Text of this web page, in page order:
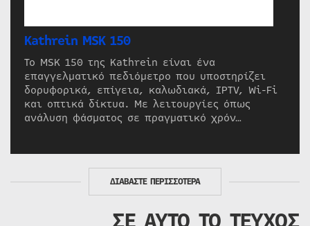
Kathrein MSK 150
Το MSK 150 της Kathrein είναι ένα
επαγγελματικό πεδιόμετρο που υποστηρίζει
δορυφορικά, επίγεια, καλωδιακά, IPTV, Wi-Fi
και οπτικά δίκτυα. Με λειτουργίες όπως
ανάλυση φάσματος σε πραγματικό χρόν…
ΔΙΑΒΑΣΤΕ ΠΕΡΙΣΣΟΤΕΡΑ